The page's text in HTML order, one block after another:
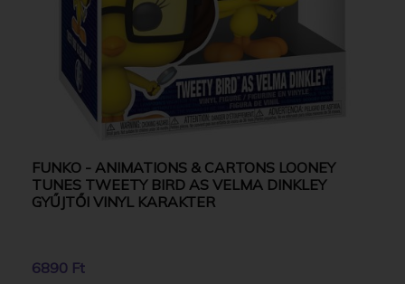
FUNKO - ANIMATIONS & CARTONS LOONEY
TUNES TWEETY BIRD AS VELMA DINKLEY
GYŰJTŐI VINYL KARAKTER
6890 Ft